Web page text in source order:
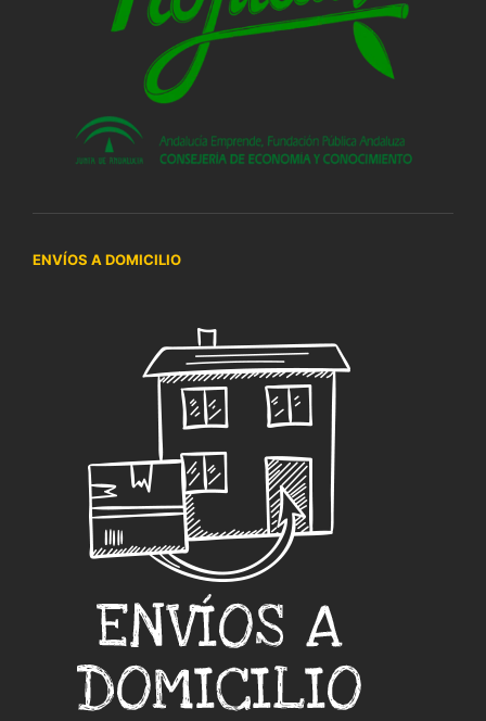
ENVÍOS A DOMICILIO